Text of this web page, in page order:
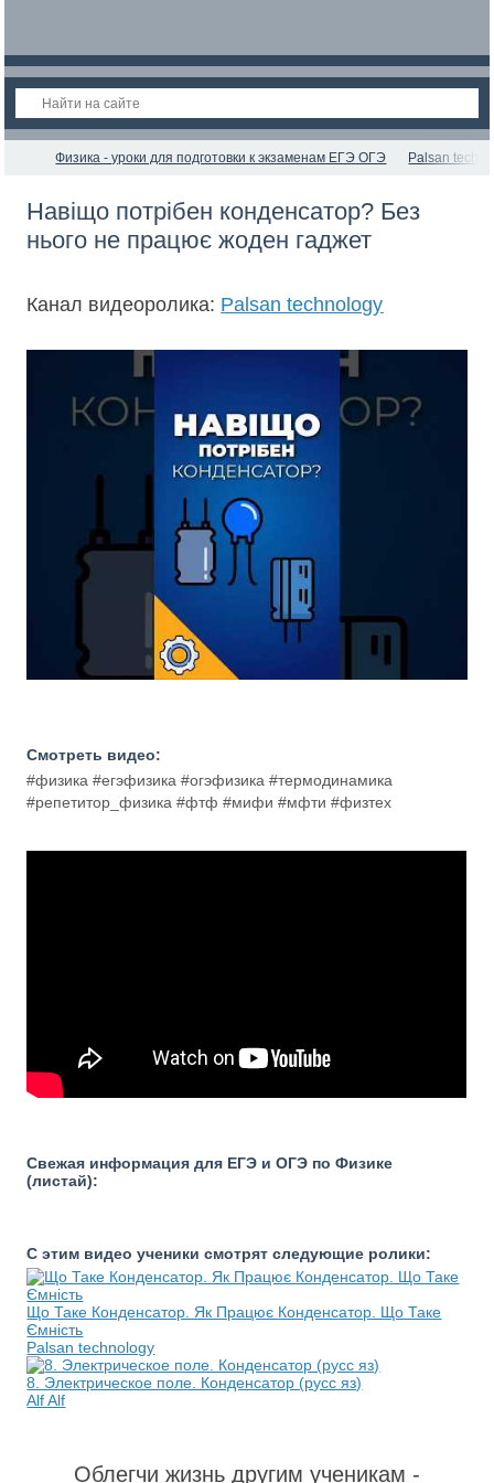
Физика - уроки для подготовки к экзаменам ЕГЭ ОГЭ Palsan
Навіщо потрібен конденсатор? Без
нього не працює жоден гаджет
Канал видеоролика: Palsan technology
Смотреть видео:
#физика #егэфизика #огэфизика #термодинамика
#репетитор_физика #фтф #мифи #мфти #физтех
Свежая информация для ЕГЭ и ОГЭ по Физике
(листай):
С этим видео ученики смотрят следующие ролики:
Що Таке Конденсатор. Як Працює Конденсатор. Що Таке
Ємність
Palsan technology
8. Электрическое поле. Конденсатор (русс яз)
Alf Alf
Облегчи жизнь другим ученикам -